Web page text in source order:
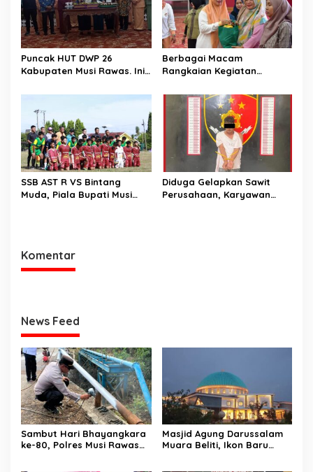
Puncak HUT DWP 26
Kabupaten Musi Rawas. Ini
Berbagai Macam
Rangkaian Kegiatan
ke 26. Ini Kata Ketua DWP
Musi Rawas.
SSB AST R VS Bintang
Muda, Piala Bupati Musi
Diduga Gelapkan Sawit
Perusahaan, Karyawan
Komentar
News Feed
Sambut Hari Bhayangkara
ke-80, Polres Musi Rawas
Masjid Agung Darussalam
Muara Beliti, Ikon Baru